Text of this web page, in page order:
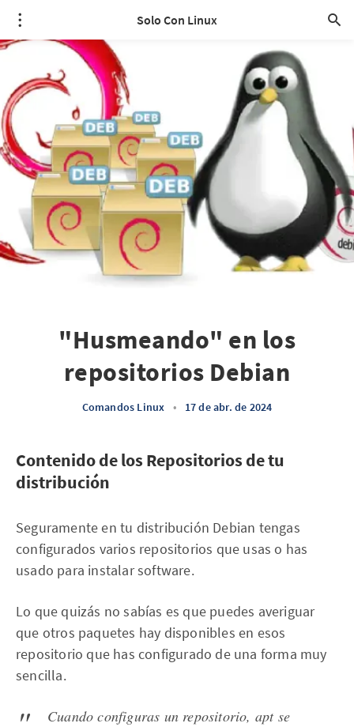
Solo Con Linux
"Husmeando" en los
repositorios Debian
Comandos Linux • 17 de abr. de 2024
Contenido de los Repositorios de tu
distribución
Seguramente en tu distribución Debian tengas
configurados varios repositorios que usas o has
usado para instalar software.
Lo que quizás no sabías es que puedes averiguar
que otros paquetes hay disponibles en esos
repositorio que has configurado de una forma muy
sencilla.
Cuando configuras un repositorio, apt se